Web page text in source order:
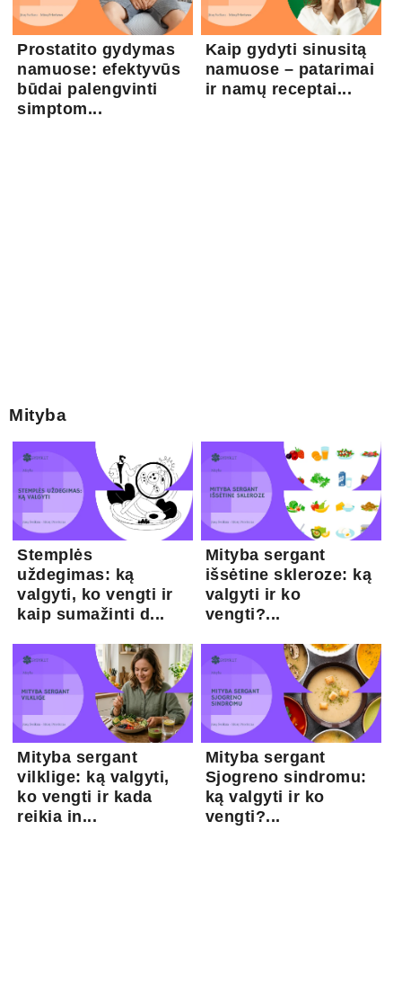
Prostatito gydymas
namuose: efektyvūs
būdai palengvinti
simptom...
Kaip gydyti sinusitą
namuose – patarimai
ir namų receptai...
Mityba
Stemplės
uždegimas: ką
valgyti, ko vengti ir
kaip sumažinti d...
Mityba sergant
išsėtine skleroze: ką
valgyti ir ko
vengti?...
Mityba sergant
vilklige: ką valgyti,
ko vengti ir kada
reikia in...
Mityba sergant
Sjogreno sindromu:
ką valgyti ir ko
vengti?...